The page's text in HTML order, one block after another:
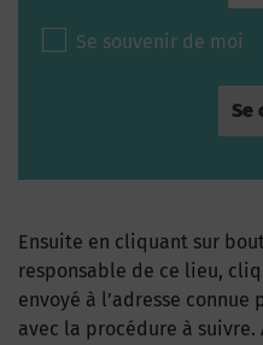
Se souvenir de moi
Ensuite en cliquant sur
responsable de ce lieu,
envoyé à l’adresse
avec la procédure à suivre.